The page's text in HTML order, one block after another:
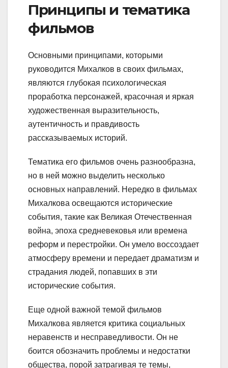
Принципы и тематика
фильмов
Основными принципами, которыми
руководится Михалков в своих фильмах,
являются глубокая психологическая
проработка персонажей, красочная и яркая
художественная выразительность,
аутентичность и правдивость
рассказываемых историй.
Тематика его фильмов очень разнообразна,
но в ней можно выделить несколько
основных направлений. Нередко в фильмах
Михалкова освещаются исторические
события, такие как Великая Отечественная
война, эпоха средневековья или времена
реформ и перестройки. Он умело воссоздает
атмосферу времени и передает драматизм и
страдания людей, попавших в эти
исторические события.
Еще одной важной темой фильмов
Михалкова является критика социальных
неравенств и несправедливости. Он не
боится обозначить проблемы и недостатки
общества, порой затрагивая те темы,